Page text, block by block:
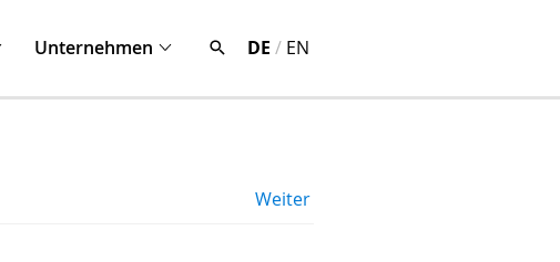
Unternehmen DE / EN
Weiter